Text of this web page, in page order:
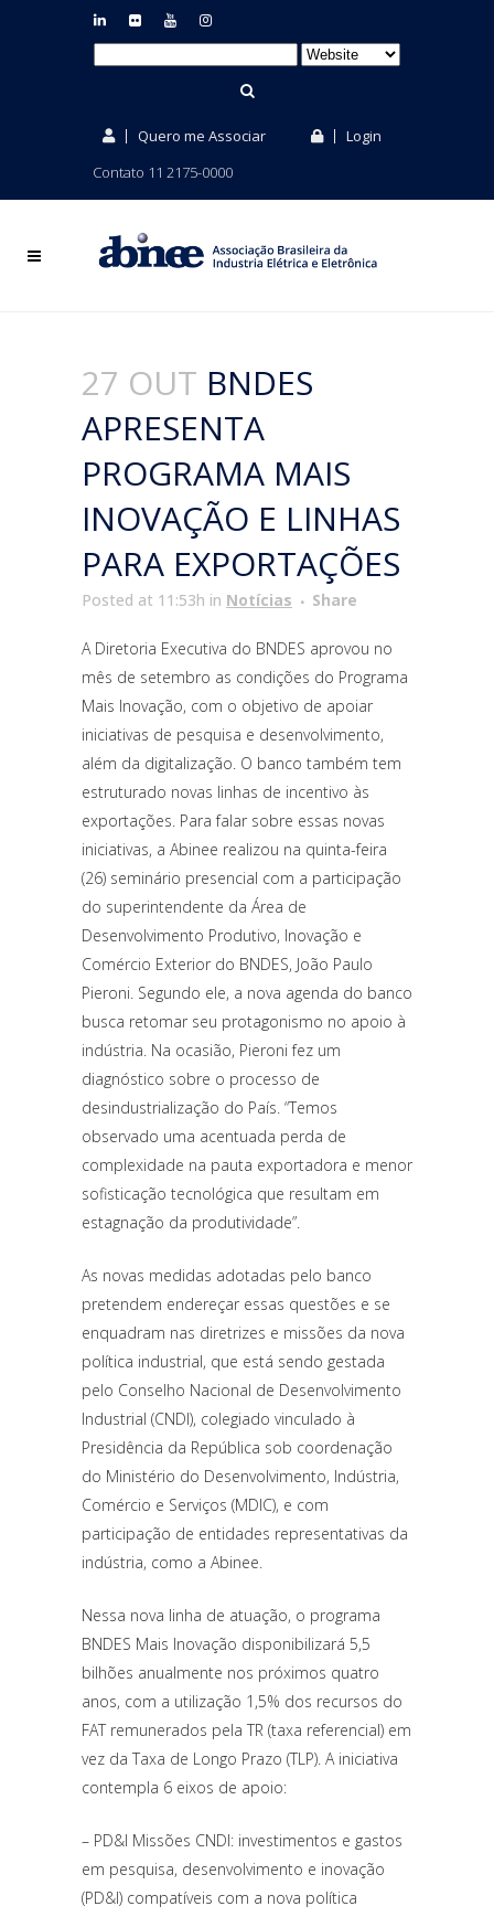
Quero me Associar
Login
Contato 11 2175-0000
27 OUT BNDES
APRESENTA
PROGRAMA MAIS
INOVAÇÃO E LINHAS
PARA EXPORTAÇÕES
Posted at 11:53h in Notícias Share
A Diretoria Executiva do BNDES aprovou no
mês de setembro as condições do Programa
Mais Inovação, com o objetivo de apoiar
iniciativas de pesquisa e desenvolvimento,
além da digitalização. O banco também tem
estruturado novas linhas de incentivo às
exportações. Para falar sobre essas novas
iniciativas, a Abinee realizou na quinta-feira
(26) seminário presencial com a participação
do superintendente da Área de
Desenvolvimento Produtivo, Inovação e
Comércio Exterior do BNDES, João Paulo
Pieroni. Segundo ele, a nova agenda do banco
busca retomar seu protagonismo no apoio à
indústria. Na ocasião, Pieroni fez um
diagnóstico sobre o processo de
desindustrialização do País. “Temos
observado uma acentuada perda de
complexidade na pauta exportadora e menor
sofisticação tecnológica que resultam em
estagnação da produtividade”.
As novas medidas adotadas pelo banco
pretendem endereçar essas questões e se
enquadram nas diretrizes e missões da nova
política industrial, que está sendo gestada
pelo Conselho Nacional de Desenvolvimento
Industrial (CNDI), colegiado vinculado à
Presidência da República sob coordenação
do Ministério do Desenvolvimento, Indústria,
Comércio e Serviços (MDIC), e com
participação de entidades representativas da
indústria, como a Abinee.
Nessa nova linha de atuação, o programa
BNDES Mais Inovação disponibilizará 5,5
bilhões anualmente nos próximos quatro
anos, com a utilização 1,5% dos recursos do
FAT remunerados pela TR (taxa referencial) em
vez da Taxa de Longo Prazo (TLP). A iniciativa
contempla 6 eixos de apoio:
– PD&I Missões CNDI: investimentos e gastos
em pesquisa, desenvolvimento e inovação
(PD&I) compatíveis com a nova política